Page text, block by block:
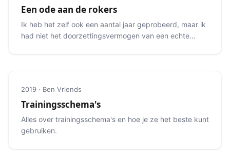
Een ode aan de rokers
Ik heb het zelf ook een aantal jaar geprobeerd, maar ik
had niet het doorzettingsvermogen van een echte
2019 · Ben Vriends
Trainingsschema's
Alles over trainingsschema's en hoe je ze het beste kunt
gebruiken.